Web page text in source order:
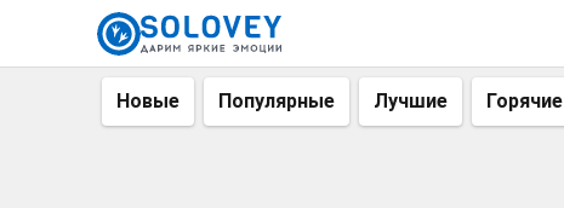
Новые Популярные Лучшие Горячие